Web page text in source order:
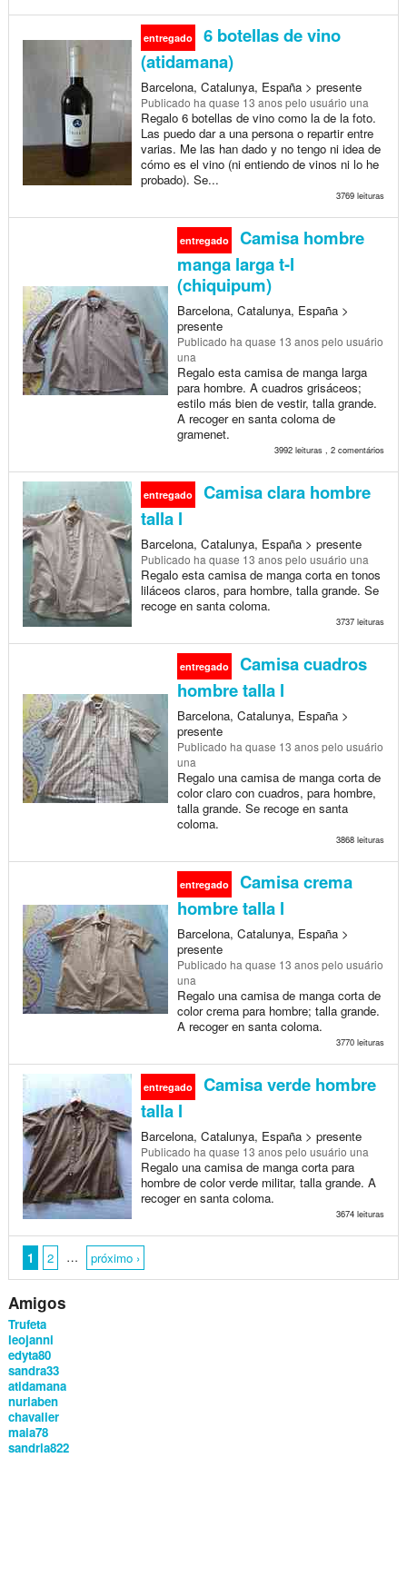
entregado
6 botellas de vino
(atidamana)
Barcelona, Catalunya, España > presente
Publicado ha quase 13 anospelo usuário una
Regalo 6 botellas de vino como la de la foto.
Las puedo dar a una persona o repartir entre
varias. Me las han dado y no tengo ni idea de
cómo es el vino (ni entiendo de vinos ni lo he
probado). Se...
3769 leituras
entregado
Camisa hombre
manga larga t-l
(chiquipum)
Barcelona, Catalunya, España >
presente
Publicado ha quase 13 anospelo usuário
una
Regalo esta camisa de manga larga
para hombre. A cuadros grisáceos;
estilo más bien de vestir, talla grande.
A recoger en santa coloma de
gramenet.
3992 leituras , 2 comentários
entregado
Camisa clara hombre
talla l
Barcelona, Catalunya, España > presente
Publicado ha quase 13 anospelo usuário una
Regalo esta camisa de manga corta en tonos
liláceos claros, para hombre, talla grande. Se
recoge en santa coloma.
3737 leituras
entregado
Camisa cuadros
hombre talla l
Barcelona, Catalunya, España >
presente
Publicado ha quase 13 anospelo usuário
una
Regalo una camisa de manga corta de
color claro con cuadros, para hombre,
talla grande. Se recoge en santa
coloma.
3868 leituras
entregado
Camisa crema
hombre talla l
Barcelona, Catalunya, España >
presente
Publicado ha quase 13 anospelo usuário
una
Regalo una camisa de manga corta de
color crema para hombre; talla grande.
A recoger en santa coloma.
3770 leituras
entregado
Camisa verde hombre
talla l
Barcelona, Catalunya, España > presente
Publicado ha quase 13 anospelo usuário una
Regalo una camisa de manga corta para
hombre de color verde militar, talla grande. A
recoger en santa coloma.
3674 leituras
1 2 … próximo ›
Amigos
Trufeta
leojanni
edyta80
sandra33
atidamana
nuriaben
chavalier
maia78
sandria822